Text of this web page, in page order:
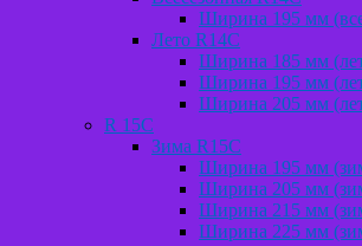
Ширина 195 мм
Лето R14C
Ширина 185 мм
Ширина 195 мм
Ширина 205 мм
R 15C
Зима R15С
Ширина 195 мм
Ширина 205 мм
Ширина 215 мм
Ширина 225 мм